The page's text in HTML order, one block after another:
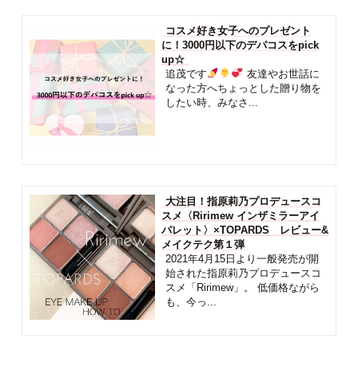
コスメ好き女子へのプレゼント
に！3000円以下のデパコスをpick
up☆
追茂です
友達やお世話に
なった方へちょっとした贈り物を
したい時、みなさ...
大注目！指原莉乃プロデュースコ
スメ〈Ririmew インザミラーアイ
パレット〉×TOPARDS レビュー&
メイクテク第１弾
2021年4月15日より一般発売が開
始された指原莉乃プロデュースコ
スメ「Ririmew」。 低価格ながら
も、今っ...